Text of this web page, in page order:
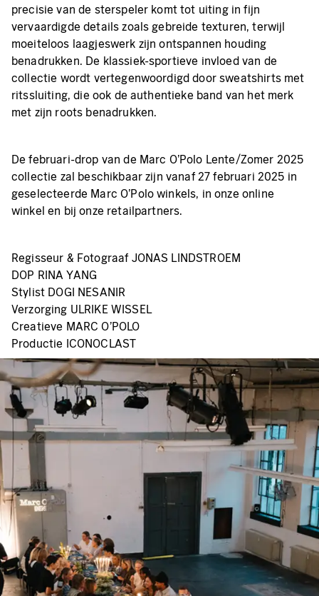
precisie van de sterspeler komt tot uiting in fijn
vervaardigde details zoals gebreide texturen, terwijl
moeiteloos laagjeswerk zijn ontspannen houding
benadrukken. De klassiek-sportieve invloed van de
collectie wordt vertegenwoordigd door sweatshirts met
ritssluiting, die ook de authentieke band van het merk
met zijn roots benadrukken.
De februari-drop van de Marc O'Polo Lente/Zomer 2025
collectie zal beschikbaar zijn vanaf 27 februari 2025 in
geselecteerde Marc O'Polo winkels, in onze online
winkel en bij onze retailpartners.
Regisseur & Fotograaf JONAS LINDSTROEM
DOP RINA YANG
Stylist DOGI NESANIR
Verzorging ULRIKE WISSEL
Creatieve MARC O'POLO
Productie ICONOCLAST